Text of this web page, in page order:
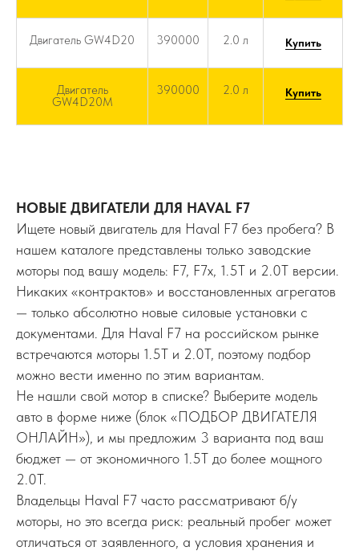
Двигатель GW4D20 390000 2.0 л Купить
Двигатель
GW4D20M
390000 2.0 л Купить
НОВЫЕ ДВИГАТЕЛИ ДЛЯ HAVAL F7
Ищете новый двигатель для Haval F7 без пробега? В
нашем каталоге представлены только заводские
моторы под вашу модель: F7, F7x, 1.5T и 2.0T версии.
Никаких «контрактов» и восстановленных агрегатов
— только абсолютно новые силовые установки с
документами. Для Haval F7 на российском рынке
встречаются моторы 1.5T и 2.0T, поэтому подбор
можно вести именно по этим вариантам.
Не нашли свой мотор в списке? Выберите модель
авто в форме ниже (блок «ПОДБОР ДВИГАТЕЛЯ
ОНЛАЙН»), и мы предложим 3 варианта под ваш
бюджет — от экономичного 1.5T до более мощного
2.0T.
Владельцы Haval F7 часто рассматривают б/у
моторы, но это всегда риск: реальный пробег может
отличаться от заявленного, а условия хранения и